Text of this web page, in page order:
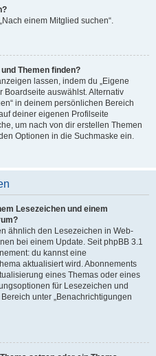
einem Mitglied suchen“.
Themen finden?
lassen, indem du „Eigene
Boardseite auswählst. Alternativ
in deinem persönlichen Bereich
deiner eigenen Profilseite
um nach von dir erstellen Themen
Optionen in die Suchmaske ein.
Lesezeichen und einem
ähnlich den Lesezeichen in Web-
bei einem Update. Seit phpBB 3.1
du kannst eine
aktualisiert wird. Abonnements
eines Themas oder eines
für Lesezeichen und
unter „Benachrichtigungen